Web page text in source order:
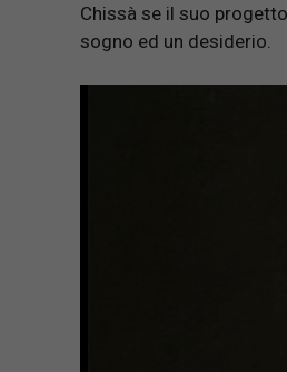
Chissà se il suo
sogno ed un desiderio.